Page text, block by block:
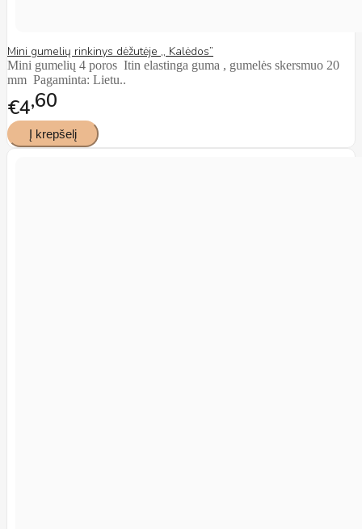
Mini gumelių rinkinys dėžutėje ,, Kalėdos”
Mini gumelių 4 poros Itin elastinga guma , gumelės skersmuo 20
mm Pagaminta: Lietu..
€4 60